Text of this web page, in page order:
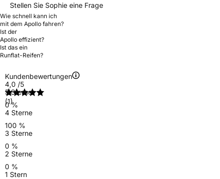
Stellen Sie Sophie eine Frage
Wie schnell kann ich
mit dem Apollo fahren?
Ist der
Apollo effizient?
Ist das ein
Runflat-Reifen?
Kundenbewertungen
4,0 /5
(1)
5 Sterne
0 %
4 Sterne
100 %
3 Sterne
0 %
2 Sterne
0 %
1 Stern